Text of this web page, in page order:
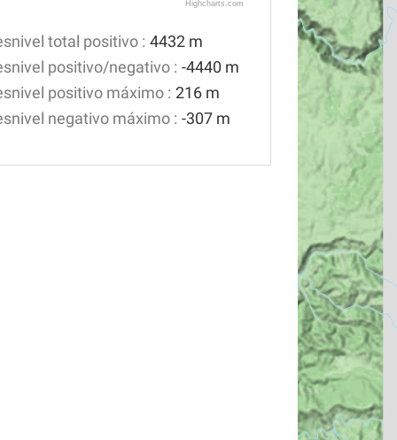
Highcharts.com
total positivo : 4432 m
positivo/negativo : -4440 m
positivo máximo : 216 m
negativo máximo : -307 m